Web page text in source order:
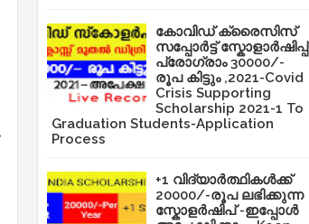
കോവിഡ് ക്രൈസിസ്
സപ്പോർട്ട് സ്കോളാർഷിപ്പ്
പ്രോഗ്രാം 30000/-
രൂപ കിട്ടും ,2021-Covid
Crisis Supporting
Scholarship 2021-1 To
Graduation Students-Application
Process
+1 വിദ്യാർത്ഥികൾക്ക്
20000/-രൂപ ലഭിക്കുന്ന
സ്കോളർഷിപ് -ഇപ്പോൾ